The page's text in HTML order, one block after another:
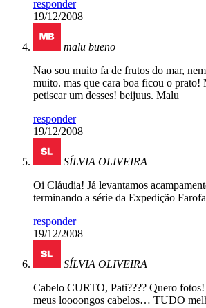
responder
19/12/2008
malu bueno
Nao sou muito fa de frutos do mar,
muito. mas que cara boa ficou o prato!
petiscar um desses! beijuus. Malu
responder
19/12/2008
SÍLVIA OLIVEIRA
Oi Cláudia! Já levantamos
terminando a série da Expedição
responder
19/12/2008
SÍLVIA OLIVEIRA
Cabelo CURTO, Pati???? Quero
meus loooongos cabelos… TUDO